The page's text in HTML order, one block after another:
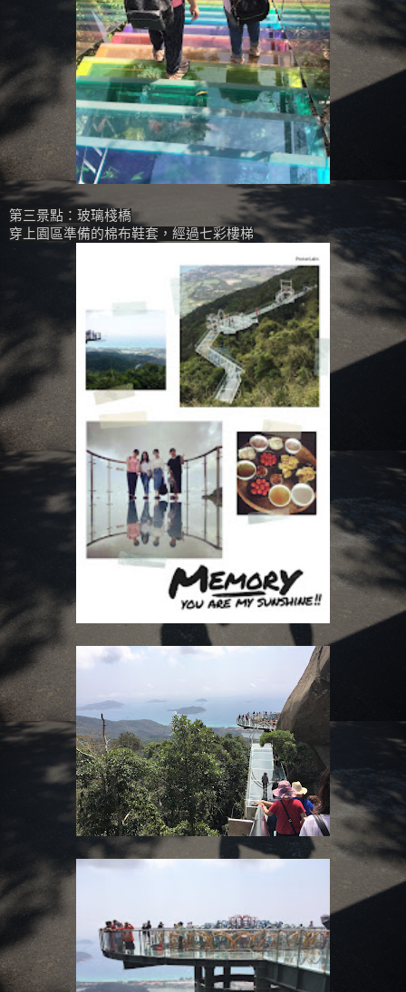
第三景點：玻璃棧橋
穿上園區準備的棉布鞋套，經過七彩樓梯